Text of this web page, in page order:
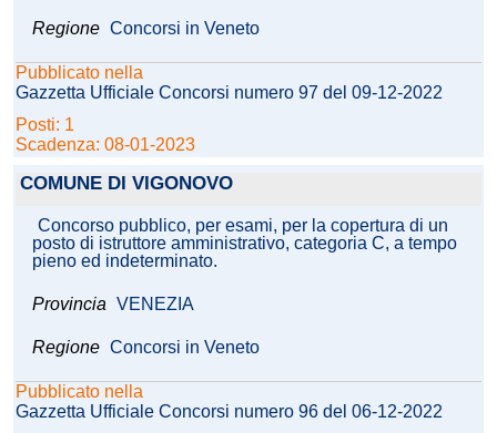
Regione Concorsi in Veneto
Pubblicato nella
Gazzetta Ufficiale Concorsi numero 97 del 09-12-2022
Posti: 1
Scadenza: 08-01-2023
COMUNE DI VIGONOVO
Concorso pubblico, per esami, per la copertura di un
posto di istruttore amministrativo, categoria C, a tempo
pieno ed indeterminato.
Provincia VENEZIA
Regione Concorsi in Veneto
Pubblicato nella
Gazzetta Ufficiale Concorsi numero 96 del 06-12-2022